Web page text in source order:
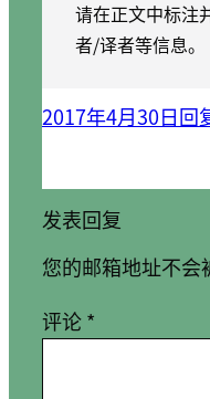
请在正文中标注
者/译者等信息。
2017年4月30日回
发表回复
您的邮箱地址不会
评论*